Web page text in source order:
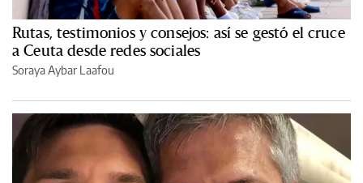
Rutas, testimonios y consejos: así se gestó el cruce
a Ceuta desde redes sociales
Soraya Aybar Laafou